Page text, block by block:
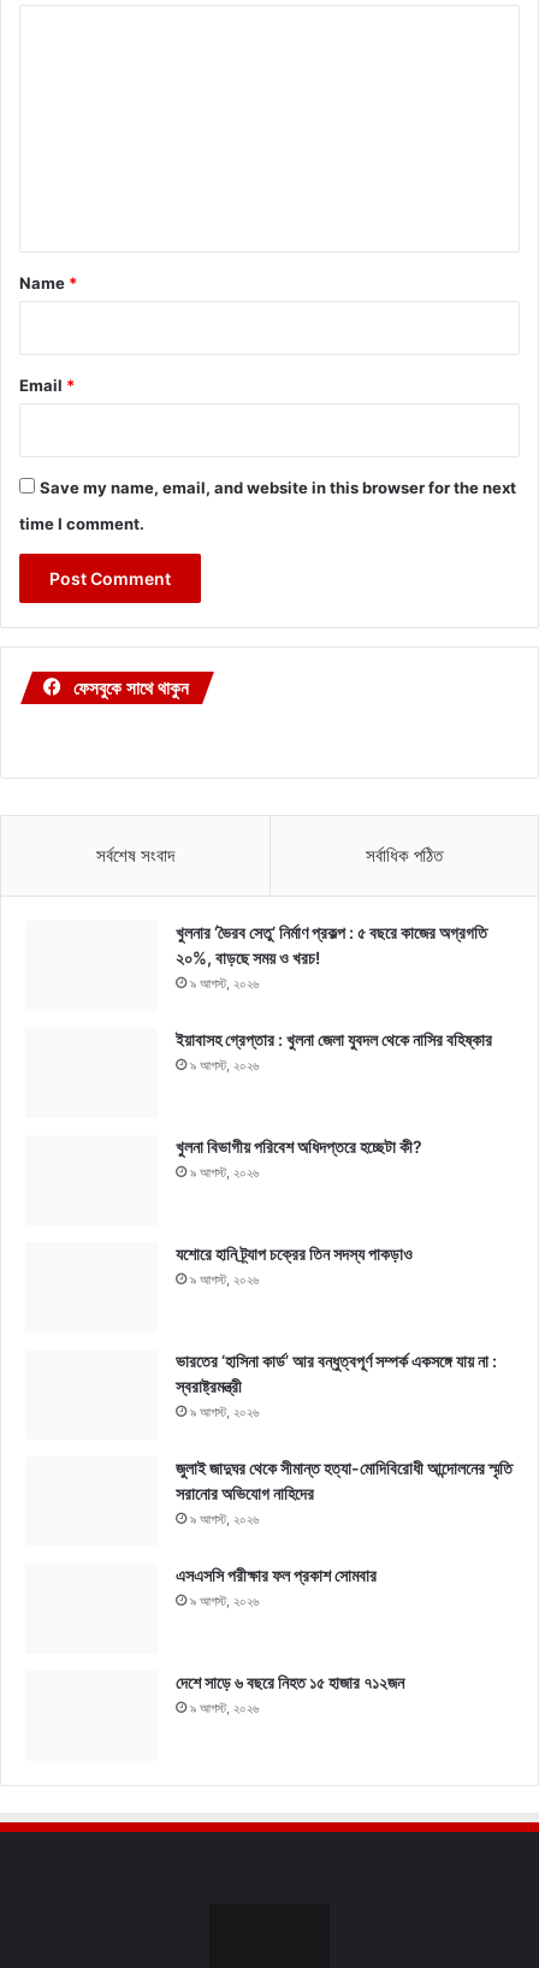
*
Name *
Email *
Save my name, email, and website in this browser for the next
time I comment.
ফেসবুকে সাথে থাকুন
সর্বশেষ সংবাদ সর্বাধিক পঠিত
খুলনার ‘ভৈরব সেতু’ নির্মাণ প্রকল্প : ৫ বছরে কাজের অগ্রগতি
২০%, বাড়ছে সময় ও খরচ!
৯ আগস্ট, ২০২৬
ইয়াবাসহ গ্রেপ্তার : খুলনা জেলা যুবদল থেকে নাসির বহিষ্কার
৯ আগস্ট, ২০২৬
খুলনা বিভাগীয় পরিবেশ অধিদপ্তরে হচ্ছেটা কী?
৯ আগস্ট, ২০২৬
যশোরে হানি ট্র্যাপ চক্রের তিন সদস্য পাকড়াও
৯ আগস্ট, ২০২৬
ভারতের ‘হাসিনা কার্ড’ আর বন্ধুত্বপূর্ণ সম্পর্ক একসঙ্গে যায় না :
স্বরাষ্ট্রমন্ত্রী
৯ আগস্ট, ২০২৬
জুলাই জাদুঘর থেকে সীমান্ত হত্যা-মোদিবিরোধী আন্দোলনের স্মৃতি
সরানোর অভিযোগ নাহিদের
৯ আগস্ট, ২০২৬
এসএসসি পরীক্ষার ফল প্রকাশ সোমবার
৯ আগস্ট, ২০২৬
দেশে সাড়ে ৬ বছরে নিহত ১৫ হাজার ৭১২জন
৯ আগস্ট, ২০২৬